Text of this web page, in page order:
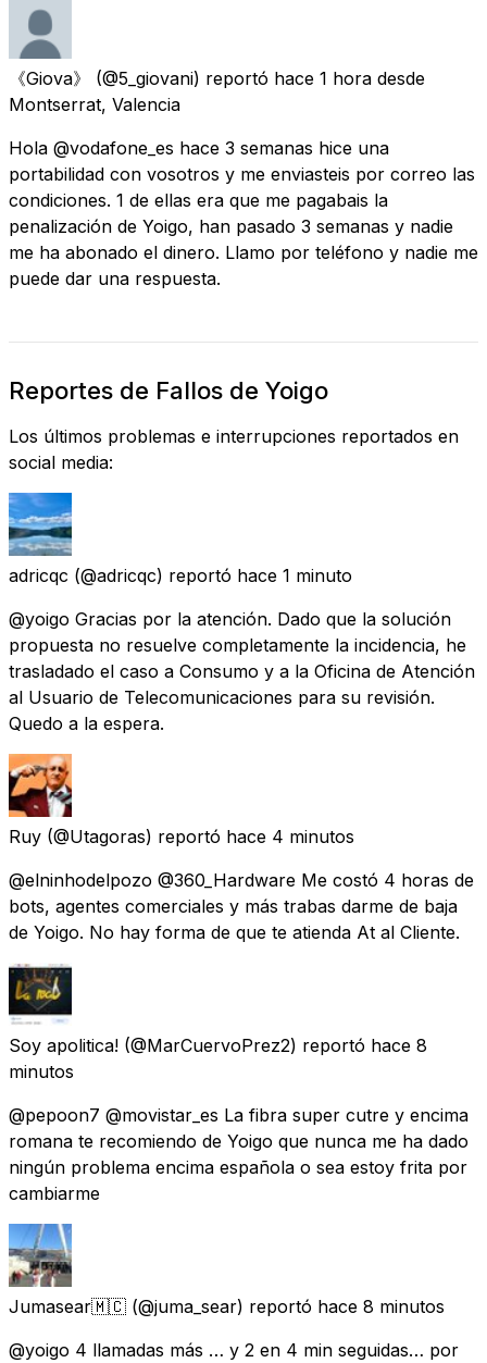
《Giova》 (@5_giovani) reportó hace 1 hora desde
Montserrat, Valencia
Hola @vodafone_es hace 3 semanas hice una
portabilidad con vosotros y me enviasteis por correo las
condiciones. 1 de ellas era que me pagabais la
penalización de Yoigo, han pasado 3 semanas y nadie
me ha abonado el dinero. Llamo por teléfono y nadie me
puede dar una respuesta.
Reportes de Fallos de Yoigo
Los últimos problemas e interrupciones reportados en
social media:
adricqc (@adricqc) reportó hace 1 minuto
@yoigo Gracias por la atención. Dado que la solución
propuesta no resuelve completamente la incidencia, he
trasladado el caso a Consumo y a la Oficina de Atención
al Usuario de Telecomunicaciones para su revisión.
Quedo a la espera.
Ruy (@Utagoras) reportó hace 4 minutos
@elninhodelpozo @360_Hardware Me costó 4 horas de
bots, agentes comerciales y más trabas darme de baja
de Yoigo. No hay forma de que te atienda At al Cliente.
Soy apolitica! (@MarCuervoPrez2) reportó hace 8
minutos
@pepoon7 @movistar_es La fibra super cutre y encima
romana te recomiendo de Yoigo que nunca me ha dado
ningún problema encima española o sea estoy frita por
cambiarme
Jumasear🇲🇨 (@juma_sear) reportó hace 8 minutos
@yoigo 4 llamadas más … y 2 en 4 min seguidas… por